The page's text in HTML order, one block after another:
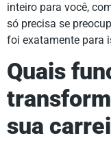
inteiro para você,
só precisa se
foi exatamente para
Quais
sua